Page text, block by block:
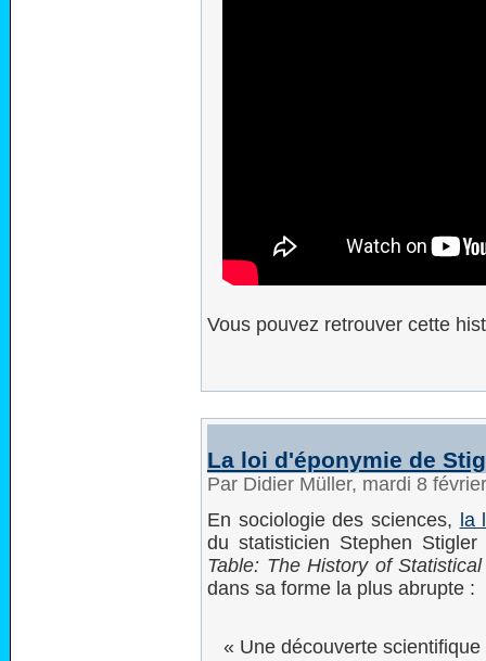
Vous pouvez retrouver cette
La loi d'éponymie de
Par Didier Müller, mardi 8
En sociologie des sciences, la
du statisticien Stephen
Table: The History of
dans sa forme la plus abrupte :
« Une découverte